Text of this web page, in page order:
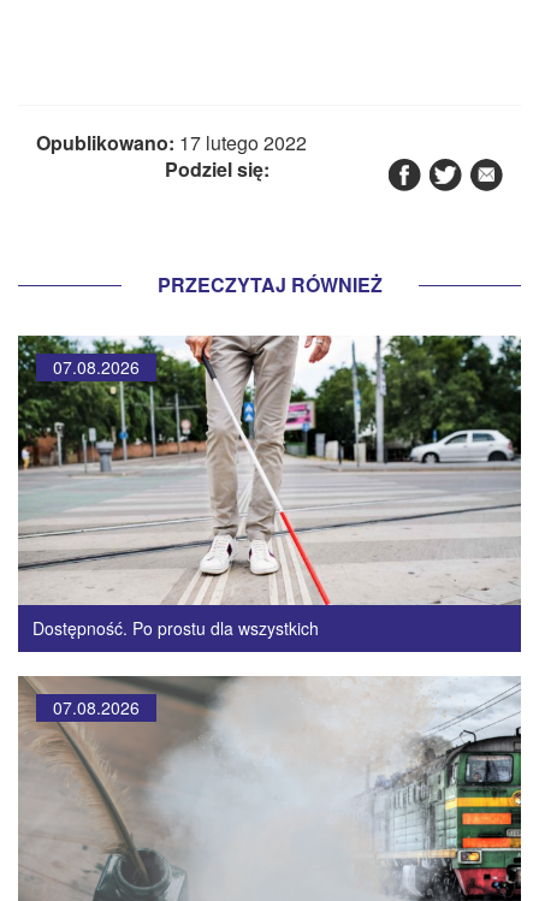
Opublikowano: 17 lutego 2022
Podziel się:
PRZECZYTAJ RÓWNIEŻ
07.08.2026
Dostępność. Po prostu dla wszystkich
07.08.2026